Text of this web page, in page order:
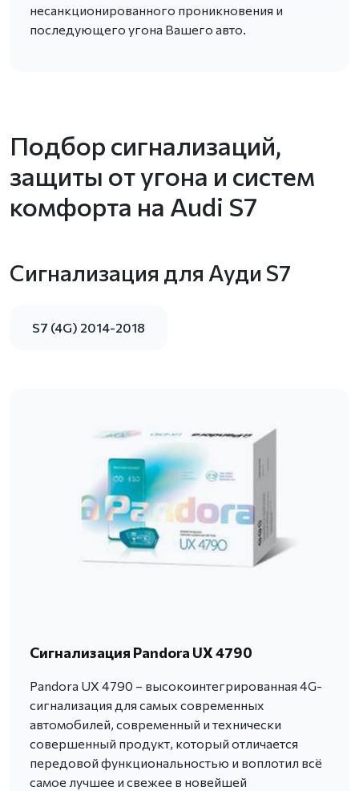
несанкционированного проникновения и
последующего угона Вашего авто.
Подбор сигнализаций,
защиты от угона и систем
комфорта на Audi S7
Сигнализация для Ауди S7
S7 (4G) 2014-2018
Сигнализация Pandora UX 4790
Pandora UX 4790 – высокоинтегрированная 4G-
сигнализация для самых современных
автомобилей, современный и технически
совершенный продукт, который отличается
передовой функциональностью и воплотил всё
самое лучшее и свежее в новейшей